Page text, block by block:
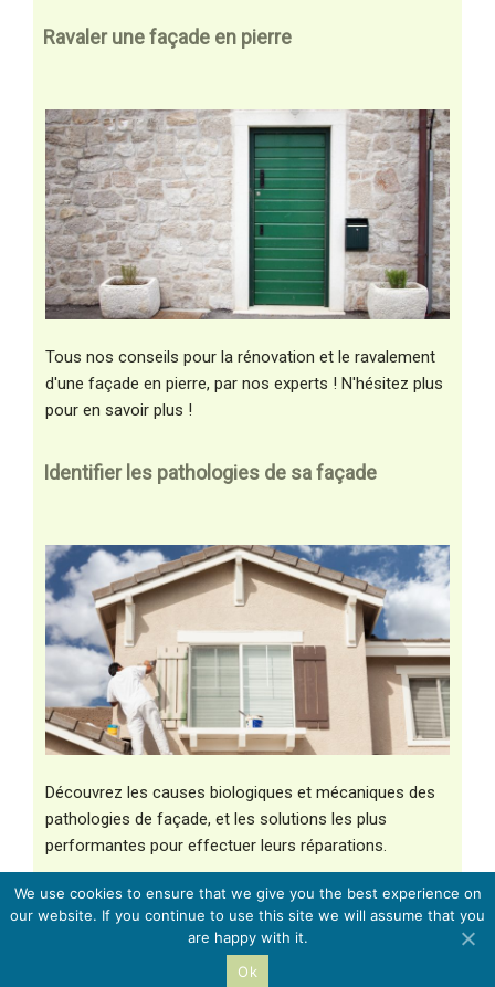
Ravaler une façade en pierre
Tous nos conseils pour la rénovation et le ravalement
d'une façade en pierre, par nos experts ! N'hésitez plus
pour en savoir plus !
Identifier les pathologies de sa façade
Découvrez les causes biologiques et mécaniques des
pathologies de façade, et les solutions les plus
performantes pour effectuer leurs réparations.
informations légales
We use cookies to ensure that we give you the best experience on
our website. If you continue to use this site we will assume that you
are happy with it.
Ok